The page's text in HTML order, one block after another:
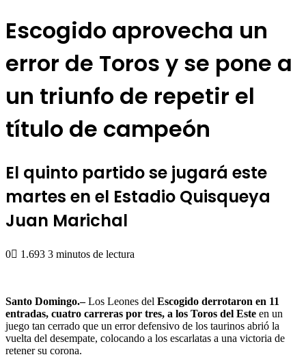
Escogido aprovecha un
error de Toros y se pone a
un triunfo de repetir el
título de campeón
El quinto partido se jugará este
martes en el Estadio Quisqueya
Juan Marichal
0 1.693 3 minutos de lectura
Santo Domingo.–Los Leones del Escogido derrotaron en 11
entradas, cuatro carreras por tres, a los Toros del Este en un
juego tan cerrado que un error defensivo de los taurinos abrió la
vuelta del desempate, colocando a los escarlatas a una victoria de
retener su corona.